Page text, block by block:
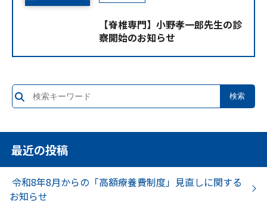
【脊椎専門】小野孝一郎先生の診
察開始のお知らせ
最近の投稿
令和8年8月からの「高額療養費制度」見直しに関する
お知らせ